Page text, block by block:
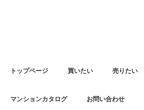
トップページ 買いたい 売りたい
マンションカタログ お問い合わせ